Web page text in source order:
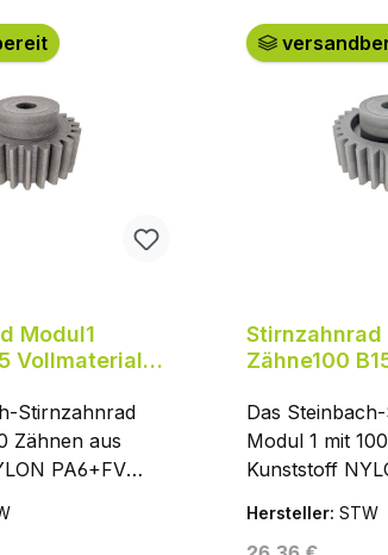
Modul1
Vollmaterial,
Stirnzahnrad
Zähnen aus
PA6+FV
Stirnrad
Stirnzahnrad
Zähne100
PA6+FV
Das
Modul 1 mit
Kunststoff
ist ein
Hersteller: STW